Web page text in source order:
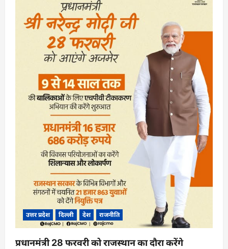
उत्तर प्रदेश दिल्ली देश राजनीति
प्रधानमंत्री 28 फरवरी को राजस्थान का दौरा करेंगे